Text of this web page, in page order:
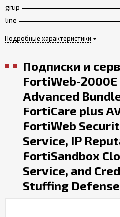
grup
line
Подробные характеристики
Подписки и
FortiWeb-2000E
Advanced
FortiCare plus
FortiWeb
Service, IP
FortiSandbox
Service, and
Stuffing